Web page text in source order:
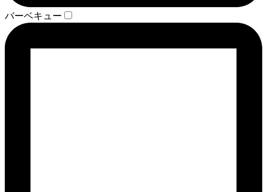
バーベキュー